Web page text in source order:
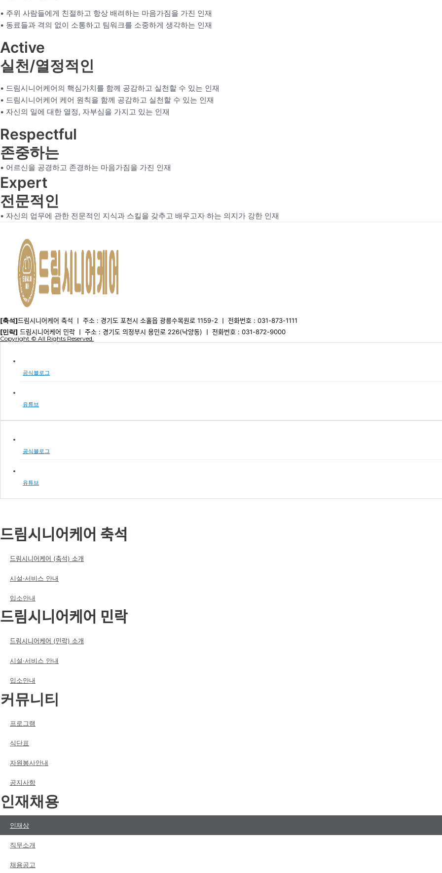
• 주위 사람들에게 친절하고 항상 배려하는 마음가짐을 가진 인재
• 동료들과 격의 없이 소통하고 팀워크를 소중하게 생각하는 인재
Active
실천/열정적인
• 드림시니어케어의 핵심가치를 함께 공감하고 실천할 수 있는 인재
• 드림시니어케어 케어 원칙을 함께 공감하고 실천할 수 있는 인재
• 자신의 일에 대한 열정, 자부심을 가지고 있는 인재
Respectful
존중하는
• 어르신을 공경하고 존경하는 마음가짐을 가진 인재
Expert
전문적인
• 자신의 업무에 관한 전문적인 지식과 스킬을 갖추고 배우고자 하는 의지가 강한 인재
[축석]드림시니어케어 축석 ㅣ 주소 : 경기도 포천시 소홀읍 광릉수목원로 1159-2 ㅣ 전화번호 : 031-873-1111
[민락] 드림시니어케어 민락 ㅣ 주소 : 경기도 의정부시 용민로 226(낙양동) ㅣ 전화번호 : 031-872-9000
Copyright © All Rights Reserved.
공식블로그
유튜브
공식블로그
유튜브
드림시니어케어 축석
드림시니어케어 (축석) 소개
시설·서비스 안내
입소안내
드림시니어케어 민락
드림시니어케어 (민락) 소개
시설·서비스 안내
입소안내
커뮤니티
프로그램
식단표
자원봉사안내
공지사항
인재채용
인재상
직무소개
채용공고